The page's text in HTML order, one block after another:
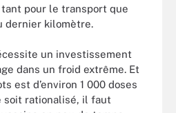
tant pour le transport que
dernier kilomètre.
un investissement
dans un froid extrême. Et
est d’environ 1 000 doses
soit rationalisé, il faut